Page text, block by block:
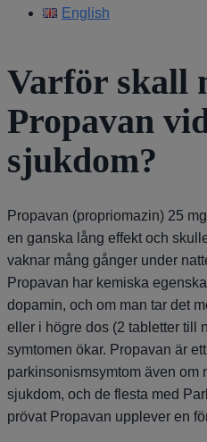
English
Varför skall
Propavan
sjukdom?
Propavan (propriomazin) 25
en ganska lång effekt och
vaknar mång gånger under
Propavan har kemiska
dopamin, och om man tar det
eller i högre dos (2 tabletter till
symtomen ökar. Propavan är
parkinsonismsymtom även om
sjukdom, och de flesta med
prövat Propavan upplever en